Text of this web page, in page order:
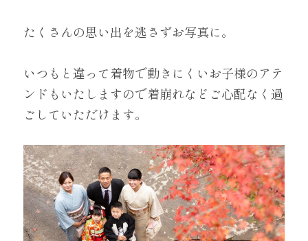
たくさんの思い出を逃さずお写真に。
いつもと違って着物で動きにくいお子様のアテ
ンドもいたしますので着崩れなどご心配なく過
ごしていただけます。